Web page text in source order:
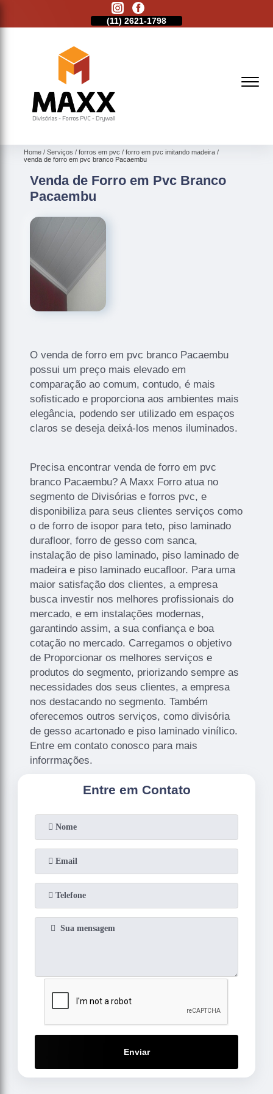
(11)2621-1798
Home Serviços forros em pvc
forro em pvc imitando madeira
venda de forro em pvc branco Pacaembu
Venda de Forro em Pvc Branco
Pacaembu
O venda de forro em pvc branco Pacaembu
possui um preço mais elevado em
comparação ao comum, contudo, é mais
sofisticado e proporciona aos ambientes mais
elegância, podendo ser utilizado em espaços
claros se deseja deixá-los menos iluminados.
Precisa encontrar venda de forro em pvc
branco Pacaembu? A Maxx Forro atua no
segmento de Divisórias e forros pvc, e
disponibiliza para seus clientes serviços como
o de forro de isopor para teto, piso laminado
durafloor, forro de gesso com sanca,
instalação de piso laminado, piso laminado de
madeira e piso laminado eucafloor. Para uma
maior satisfação dos clientes, a empresa
busca investir nos melhores profissionais do
mercado, e em instalações modernas,
garantindo assim, a sua confiança e boa
cotação no mercado. Carregamos o objetivo
de Proporcionar os melhores serviços e
produtos do segmento, priorizando sempre as
necessidades dos seus clientes, a empresa
nos destacando no segmento. Também
oferecemos outros serviços, como divisória
de gesso acartonado e piso laminado vinílico.
Entre em contato conosco para mais
inforrmações.
Entre em Contato
Enviar